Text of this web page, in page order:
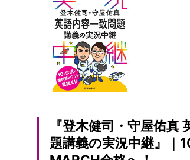
『登木健司・守屋佑真
題講義の実況中継』｜